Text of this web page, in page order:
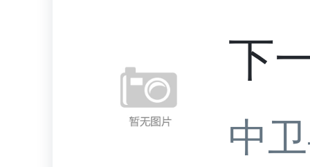
下
中